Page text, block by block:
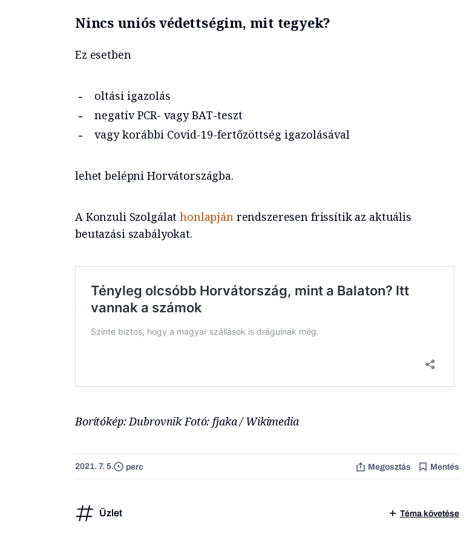
Nincs uniós védettségim, mit tegyek?
Ez esetben
oltási igazolás
negatív PCR- vagy BAT-teszt
vagy korábbi Covid-19-fertőzöttség igazolásával
lehet belépni Horvátországba.
A Konzuli Szolgálathonlapjánrendszeresen frissítik az aktuális
beutazási szabályokat.
Borítókép: Dubrovnik Fotó: fjaka / Wikimedia
2021. 7. 5. perc Megosztás Mentés
Üzlet Téma követése